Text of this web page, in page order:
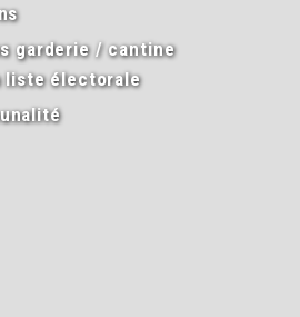
garderie / cantine
liste électorale